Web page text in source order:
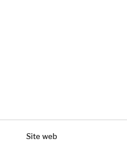
Site web